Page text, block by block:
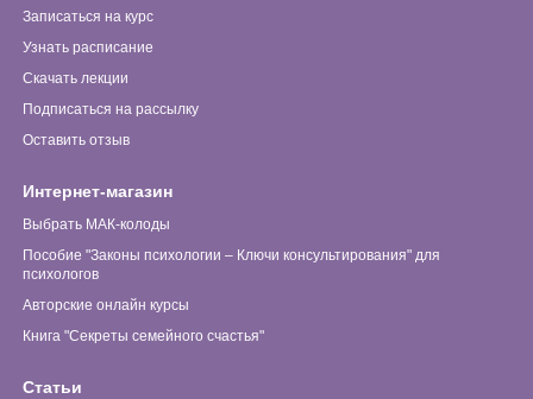
Записаться на курс
Узнать расписание
Скачать лекции
Подписаться на рассылку
Оставить отзыв
Интернет-магазин
Выбрать МАК-колоды
Пособие "Законы психологии – Ключи консультирования" для
психологов
Авторские онлайн курсы
Книга "Секреты семейного счастья"
Статьи